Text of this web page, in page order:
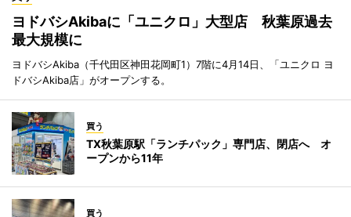
ヨドバシAkibaに「ユニクロ」大型店 秋葉原過去
最大規模に
ヨドバシAkiba（千代田区神田花岡町1）7階に4月14日、「ユニクロ ヨ
ドバシAkiba店」がオープンする。
買う
TX秋葉原駅「ランチパック」専門店、閉店へ オ
ープンから11年
買う